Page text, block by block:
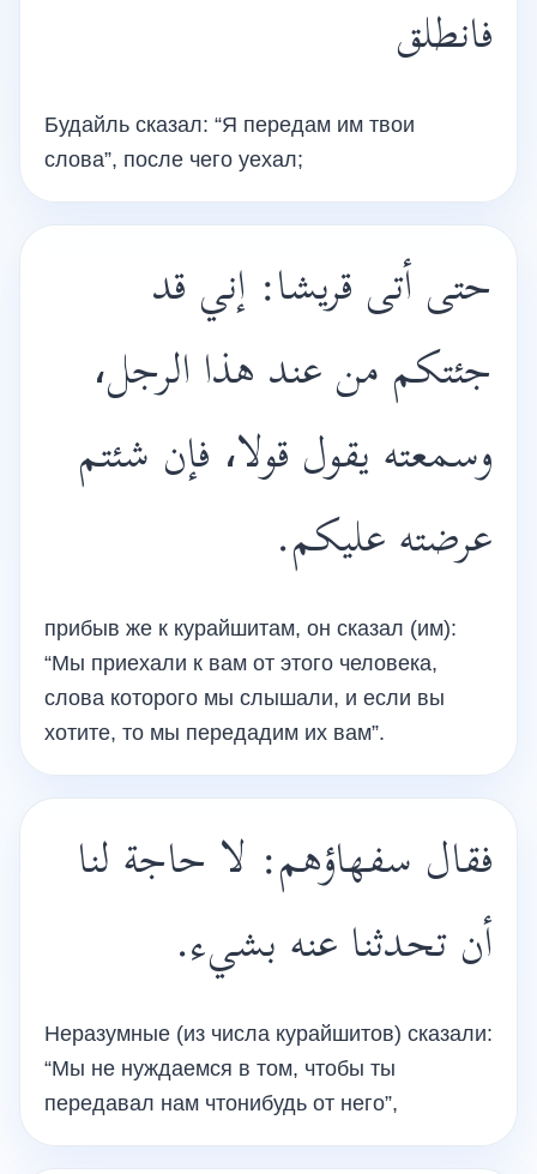
فانطلق
Будайль сказал: “Я передам им твои
слова”, после чего уехал;
حتى أتى قريشا: إني قد
جئتكم من عند هذا الرجل،
وسمعته يقول قولا، فإن شئتم
عرضته عليكم.
прибыв же к курайшитам, он сказал (им):
“Мы приехали к вам от этого человека,
слова которого мы слышали, и если вы
хотите, то мы передадим их вам”.
فقال سفهاؤهم: لا حاجة لنا
أن تحدثنا عنه بشيء.
Неразумные (из числа курайшитов) сказали:
“Мы не нуждаемся в том, чтобы ты
передавал нам чтонибудь от него”,